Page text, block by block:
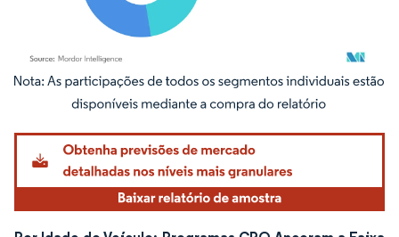
Imagem © Mordor Intelligence. O reuso requer atribuição conforme CC BY 4.0.